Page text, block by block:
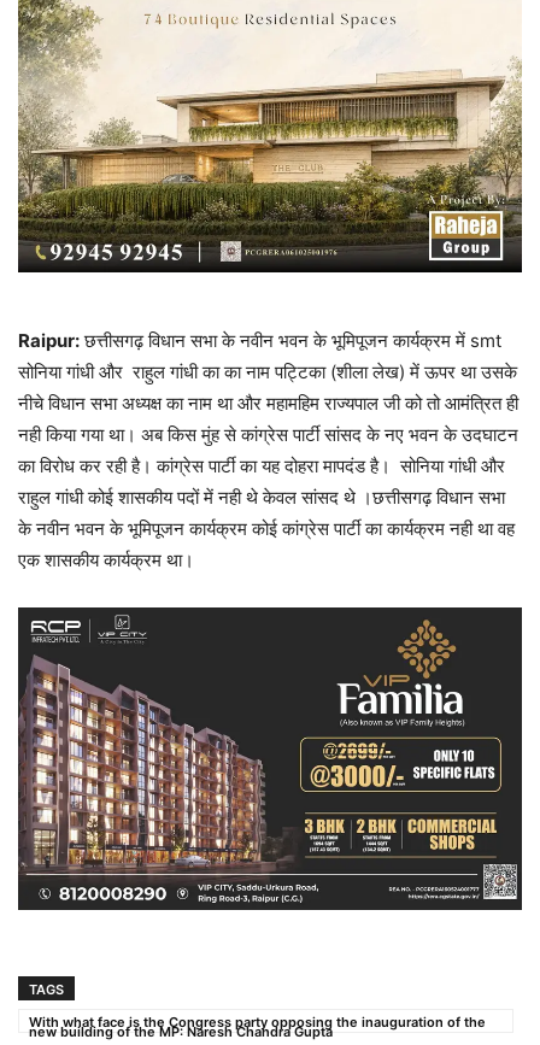
Raipur:छत्तीसगढ़ विधान सभा के नवीन भवन के भूमिपूजन कार्यक्रम में smt
सोनिया गांधी और राहुल गांधी का का नाम पट्टिका (शीला लेख) में ऊपर था उसके
नीचे विधान सभा अध्यक्ष का नाम था और महामहिम राज्यपाल जी को तो आमंत्रित ही
नही किया गया था। अब किस मुंह से कांग्रेस पार्टी सांसद के नए भवन के उदघाटन
का विरोध कर रही है। कांग्रेस पार्टी का यह दोहरा मापदंड है। सोनिया गांधी और
राहुल गांधी कोई शासकीय पदों में नही थे केवल सांसद थे ।छत्तीसगढ़ विधान सभा
के नवीन भवन के भूमिपूजन कार्यक्रम कोई कांग्रेस पार्टी का कार्यक्रम नही था वह
एक शासकीय कार्यक्रम था।
TAGS
With what face is the Congress party opposing the inauguration of the
new building of the MP: Naresh Chandra Gupta